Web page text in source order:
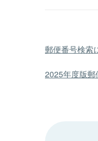
郵便番号検索
2025年度版